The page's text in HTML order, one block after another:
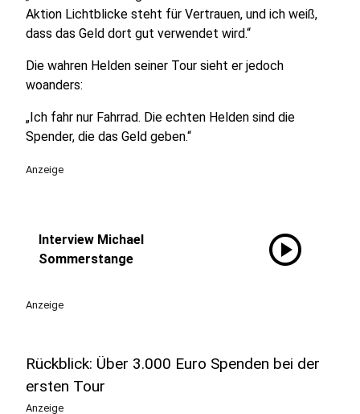
Aktion Lichtblicke steht für Vertrauen, und ich weiß,
dass das Geld dort gut verwendet wird.“
Die wahren Helden seiner Tour sieht er jedoch
woanders:
„Ich fahr nur Fahrrad. Die echten Helden sind die
Spender, die das Geld geben.“
Anzeige
Interview Michael
Sommerstange
play_circle
Anzeige
Rückblick: Über 3.000 Euro Spenden bei der
ersten Tour
Anzeige